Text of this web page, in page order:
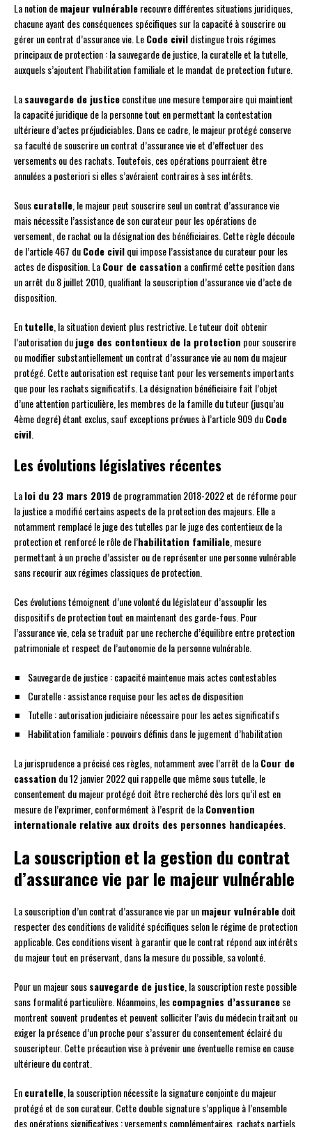
La notion demajeur vulnérablerecouvre différentes situations juridiques,
chacune ayant des conséquences spécifiques sur la capacité à souscrire ou
gérer un contrat d’assurance vie. LeCode civildistingue trois régimes
principaux de protection : la sauvegarde de justice, la curatelle et la tutelle,
auxquels s’ajoutent l’habilitation familiale et le mandat de protection future.
Lasauvegarde de justiceconstitue une mesure temporaire qui maintient
la capacité juridique de la personne tout en permettant la contestation
ultérieure d’actes préjudiciables. Dans ce cadre, le majeur protégé conserve
sa faculté de souscrire un contrat d’assurance vie et d’effectuer des
versements ou des rachats. Toutefois, ces opérations pourraient être
annulées a posteriori si elles s’avéraient contraires à ses intérêts.
Souscuratelle , le majeur peut souscrire seul un contrat d’assurance vie
mais nécessite l’assistance de son curateur pour les opérations de
versement, de rachat ou la désignation des bénéficiaires. Cette règle découle
de l’article 467 duCode civilqui impose l’assistance du curateur pour les
actes de disposition. LaCour de cassation a confirmé cette position dans
un arrêt du 8 juillet 2010, qualifiant la souscription d’assurance vie d’acte de
disposition.
Entutelle , la situation devient plus restrictive. Le tuteur doit obtenir
l’autorisation dujuge des contentieux de la protection pour souscrire
ou modifier substantiellement un contrat d’assurance vie au nom du majeur
protégé. Cette autorisation est requise tant pour les versements importants
que pour les rachats significatifs. La désignation bénéficiaire fait l’objet
d’une attention particulière, les membres de la famille du tuteur (jusqu’au
4ème degré) étant exclus, sauf exceptions prévues à l’article 909 duCode
civil
Les évolutions législatives récentes
Laloi du 23 mars 2019 de programmation 2018-2022 et de réforme pour
la justice a modifié certains aspects de la protection des majeurs. Elle a
notamment remplacé le juge des tutelles par le juge des contentieux de la
protection et renforcé le rôle de l’habilitation familiale , mesure
permettant à un proche d’assister ou de représenter une personne vulnérable
sans recourir aux régimes classiques de protection.
Ces évolutions témoignent d’une volonté du législateur d’assouplir les
dispositifs de protection tout en maintenant des garde-fous. Pour
l’assurance vie, cela se traduit par une recherche d’équilibre entre protection
patrimoniale et respect de l’autonomie de la personne vulnérable.
Sauvegarde de justice : capacité maintenue mais actes contestables
Curatelle : assistance requise pour les actes de disposition
Tutelle : autorisation judiciaire nécessaire pour les actes significatifs
Habilitation familiale : pouvoirs définis dans le jugement d’habilitation
La jurisprudence a précisé ces règles, notamment avec l’arrêt de laCour de
cassation du 12 janvier 2022 qui rappelle que même sous tutelle, le
consentement du majeur protégé doit être recherché dès lors qu’il est en
mesure de l’exprimer, conformément à l’esprit de laConvention
internationale relative aux droits des personnes handicapées
La souscription et la gestion du contrat
d’assurance vie par le majeur vulnérable
La souscription d’un contrat d’assurance vie par unmajeur vulnérabledoit
respecter des conditions de validité spécifiques selon le régime de protection
applicable. Ces conditions visent à garantir que le contrat répond aux intérêts
du majeur tout en préservant, dans la mesure du possible, sa volonté.
Pour un majeur soussauvegarde de justice , la souscription reste possible
sans formalité particulière. Néanmoins, lescompagnies d’assurancese
montrent souvent prudentes et peuvent solliciter l’avis du médecin traitant ou
exiger la présence d’un proche pour s’assurer du consentement éclairé du
souscripteur. Cette précaution vise à prévenir une éventuelle remise en cause
ultérieure du contrat.
Encuratelle , la souscription nécessite la signature conjointe du majeur
protégé et de son curateur. Cette double signature s’applique à l’ensemble
des opérations significatives : versements complémentaires, rachats partiels